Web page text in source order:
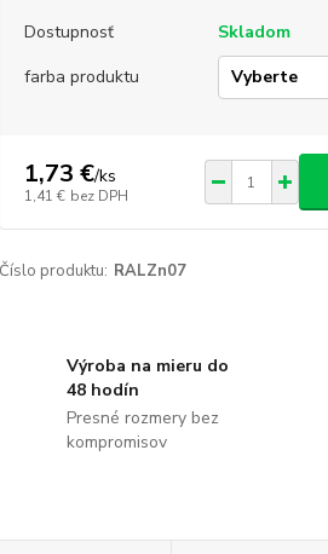
Dostupnosť
Skladom
farba produktu
1,73 €/ks
1,41 € bez DPH
Číslo produktu: RALZn07
Výroba na mieru do
48 hodín
Presné rozmery bez
kompromisov